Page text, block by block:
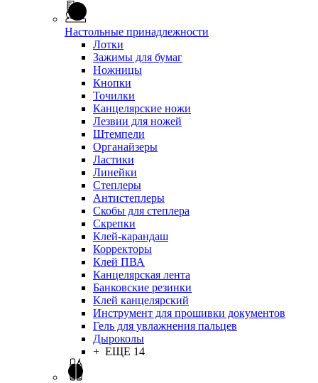
Настольные принадлежности
Лотки
Зажимы для бумаг
Ножницы
Кнопки
Точилки
Канцелярские ножи
Лезвии для ножей
Штемпели
Органайзеры
Ластики
Линейки
Степлеры
Антистеплеры
Скобы для степлера
Скрепки
Клей-карандаш
Корректоры
Клей ПВА
Канцелярская лента
Банковские резинки
Клей канцелярский
Инструмент для прошивки документов
Гель для увлажнения пальцев
Дыроколы
+ ЕЩЕ 14